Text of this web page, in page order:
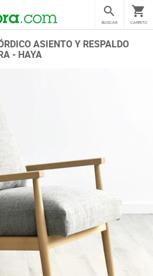
CARRITO
BUSCAR
ASIENTO Y RESPALDO
- HAYA